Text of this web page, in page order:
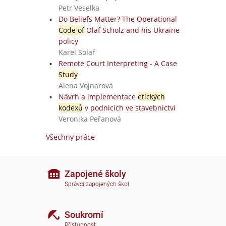
Petr Veselka
Do Beliefs Matter? The Operational
Code ofOlaf Scholz and his Ukraine
policy
Karel Solař
Remote Court Interpreting - A Case
Study
Alena Vojnarová
Návrh a implementace etických
kodexů v podnicích ve stavebnictví
Veronika Peřanová
Všechny práce
Zapojené školy
Správci zapojených škol
Soukromí